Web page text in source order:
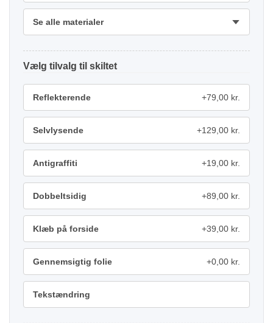
Se alle materialer
tilvalg
Reflekterende +79,00 kr.
Selvlysende +129,00 kr.
Antigraffiti +19,00 kr.
Dobbeltsidig +89,00 kr.
Klæb på forside +39,00 kr.
Gennemsigtig folie +0,00 kr.
Tekstændring